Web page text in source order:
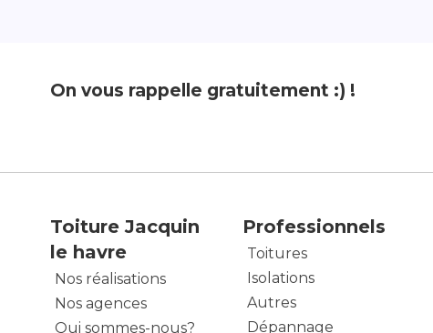
On vous rappelle gratuitement :) !
Toiture Jacquin
le havre
Nos réalisations
Nos agences
Qui sommes-nous?
Professionnels
Toitures
Isolations
Autres
Dépannage